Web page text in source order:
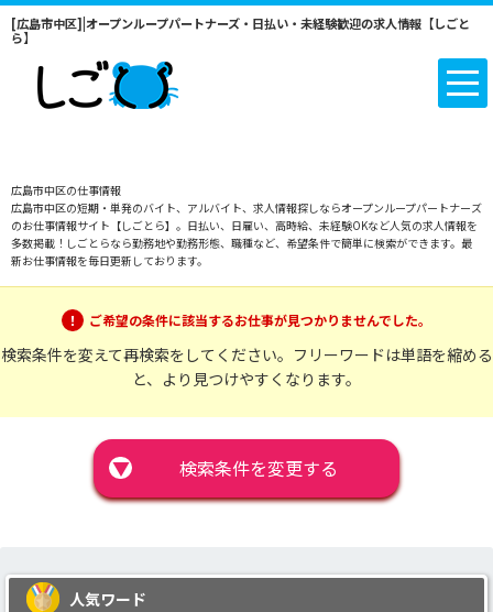
[広島市中区]|オープンループパートナーズ・日払い・未経験歓迎の求人情報【しごと
ら】
広島市中区の仕事情報
広島市中区の短期・単発のバイト、アルバイト、求人情報探しならオープンループパートナーズ
のお仕事情報サイト【しごとら】。日払い、日雇い、高時給、未経験OKなど人気の求人情報を
多数掲載！しごとらなら勤務地や勤務形態、職種など、希望条件で簡単に検索ができます。最
新お仕事情報を毎日更新しております。
ご希望の条件に該当するお仕事が見つかりませんでした。
検索条件を変えて再検索をしてください。フリーワードは単語を縮める
と、より見つけやすくなります。
▼ 検索条件を変更する
人気ワード